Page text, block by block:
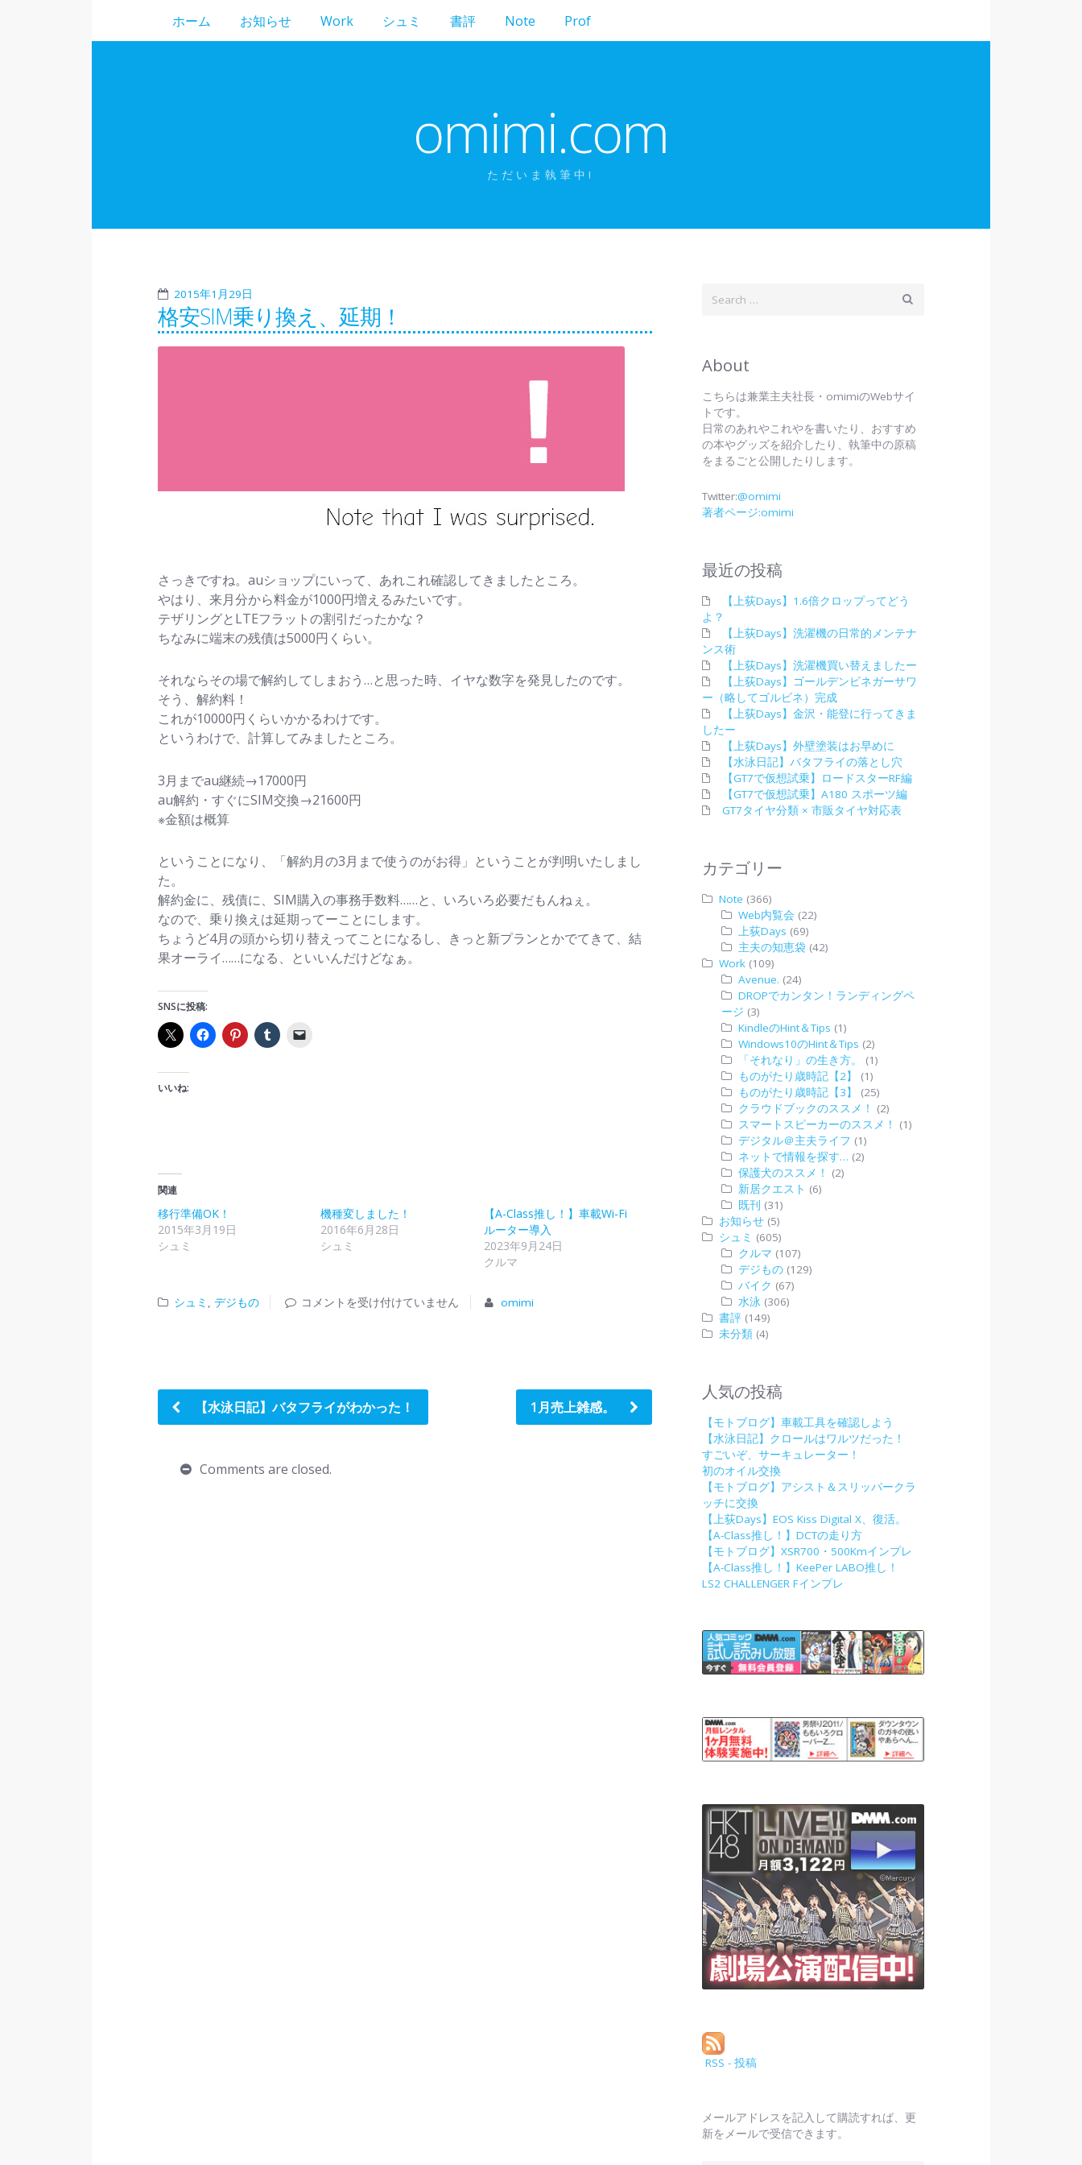
omimi.com
ただいま執筆中!
ホーム お知らせ Work シュミ 書評 Note Prof
2015年1月29日
格安SIM乗り換え、延期！
さっきですね。auショップにいって、あれこれ確認してきましたところ。
やはり、来月分から料金が1000円増えるみたいです。
テザリングとLTEフラットの割引だったかな？
ちなみに端末の残債は5000円くらい。
それならその場で解約してしまおう…と思った時、イヤな数字を発見したのです。
そう、解約料！
これが10000円くらいかかるわけです。
というわけで、計算してみましたところ。
3月までau継続→17000円
au解約・すぐにSIM交換→21600円
※金額は概算
ということになり、「解約月の3月まで使うのがお得」ということが判明いたしまし
た。
解約金に、残債に、SIM購入の事務手数料……と、いろいろ必要だもんねぇ。
なので、乗り換えは延期ってーことにします。
ちょうど4月の頭から切り替えってことになるし、きっと新プランとかでてきて、結
果オーライ……になる、といいんだけどなぁ。
SNSに投稿:
いいね:
関連
移行準備OK！
2015年3月19日
シュミ
機種変しました！
2016年6月28日
シュミ
【A-Class推し！】車載Wi-Fi
ルーター導入
2023年9月24日
クルマ
シュミ , デジもの コメントを受け付けていません omimi
【水泳日記】バタフライがわかった！ 1月売上雑感。
Comments are closed.
About
こちらは兼業主夫社長・omimiのWebサイ
トです。
日常のあれやこれやを書いたり、おすすめ
の本やグッズを紹介したり、執筆中の原稿
をまるごと公開したりします。
Twitter:@omimi
著者ページ:omimi
最近の投稿
【上荻Days】1.6倍クロップってどう
よ？
【上荻Days】洗濯機の日常的メンテナ
ンス術
【上荻Days】洗濯機買い替えましたー
【上荻Days】ゴールデンビネガーサワ
ー（略してゴルビネ）完成
【上荻Days】金沢・能登に行ってきま
したー
【上荻Days】外壁塗装はお早めに
【水泳日記】バタフライの落とし穴
【GT7で仮想試乗】ロードスターRF編
【GT7で仮想試乗】A180 スポーツ編
GT7タイヤ分類 × 市販タイヤ対応表
カテゴリー
Note (366)
Web内覧会 (22)
上荻Days (69)
主夫の知恵袋(42)
Work(109)
Avenue. (24)
DROPでカンタン！ランディングペ
ージ (3)
KindleのHint＆Tips (1)
Windows10のHint＆Tips (2)
「それなり」の生き方。
(1)
ものがたり歳時記【2】
(1)
ものがたり歳時記【3】
(25)
クラウドブックのススメ！
(2)
スマートスピーカーのススメ！
(1)
デジタル＠主夫ライフ (1)
ネットで情報を探す… (2)
保護犬のススメ！
(2)
新居クエスト (6)
既刊 (31)
お知らせ(5)
シュミ (605)
クルマ (107)
デジもの(129)
バイク (67)
水泳(306)
書評(149)
未分類(4)
人気の投稿
【モトブログ】車載工具を確認しよう
【水泳日記】クロールはワルツだった！
すごいぞ、サーキュレーター！
初のオイル交換
【モトブログ】アシスト＆スリッパークラ
ッチに交換
【上荻Days】EOS Kiss Digital X、復活。
【A-Class推し！】DCTの走り方
【モトブログ】XSR700・500Kmインプレ
【A-Class推し！】KeePer LABO推し！
LS2 CHALLENGER Fインプレ
RSS - 投稿
メールアドレスを記入して購読すれば、更
新をメールで受信できます。